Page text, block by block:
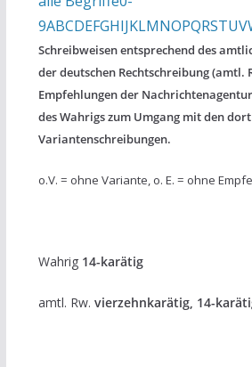
9ABCDEFGHIJKLMNOPQRSTUV
Schreibweisen entsprechend des
der deutschen Rechtschreibung (amtl.
Empfehlungen der
des Wahrigs zum Umgang mit den
Variantenschreibungen.
o.V. = ohne Variante, o. E. = ohne
Wahrig 14-karätig
amtl. Rw. vierzehnkarätig, 14-